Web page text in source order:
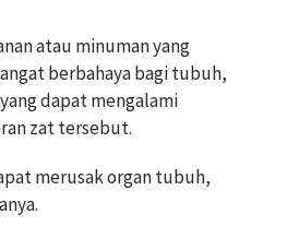
atau minuman yang
berbahaya bagi tubuh,
dapat mengalami
zat tersebut.
merusak organ tubuh,